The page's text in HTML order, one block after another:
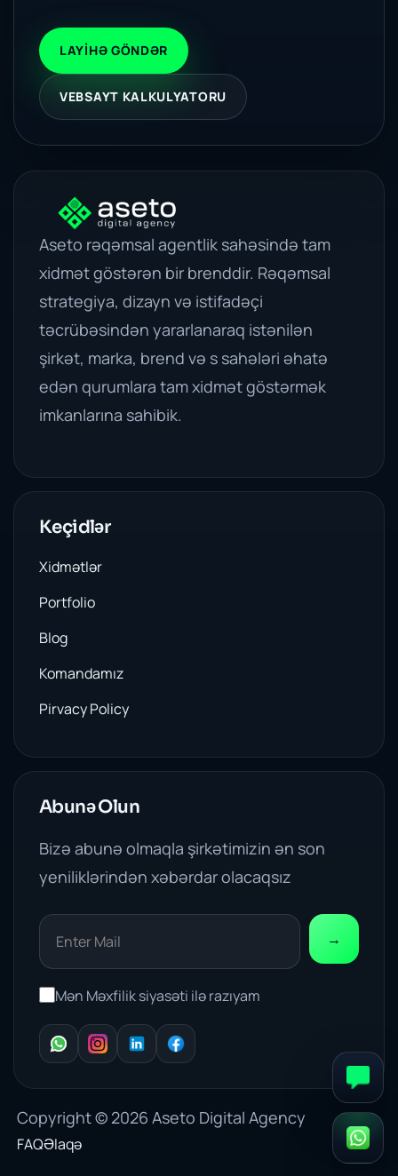
LAYIHƏ GÖNDƏR
VEBSAYT KALKULYATORU
Aseto rəqəmsal agentlik sahəsində tam
xidmət göstərən bir brenddir. Rəqəmsal
strategiya, dizayn və istifadəçi
təcrübəsindən yararlanaraq istənilən
şirkət, marka, brend və s sahələri əhatə
edən qurumlara tam xidmət göstərmək
imkanlarına sahibik.
Keçidlər
Xidmətlər
Portfolio
Blog
Komandamız
Pirvacy Policy
Abunə Olun
Bizə abunə olmaqla şirkətimizin ən son
yeniliklərindən xəbərdar olacaqsız
→
Mən Məxfilik siyasəti ilə razıyam
WhatsApp
InstagramLinkedInFacebook
Copyright © 2026 Aseto Digital Agency
FAQƏlaqə